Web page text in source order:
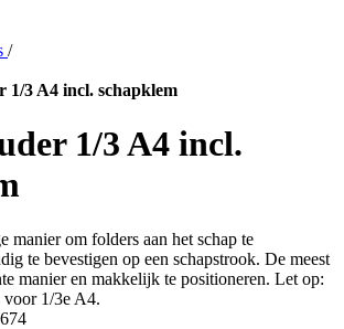
/
1/3 A4 incl. schapklem
1/3 A4 incl.
manier om folders aan het schap te
te bevestigen op een schapstrook. De meest
manier en makkelijk te positioneren. Let op:
voor 1/3e A4.